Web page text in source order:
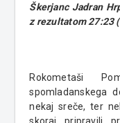
Škerjanc Jadran
z rezultatom 27:23
Rokometaši
spomladanskega
nekaj sreče, ter